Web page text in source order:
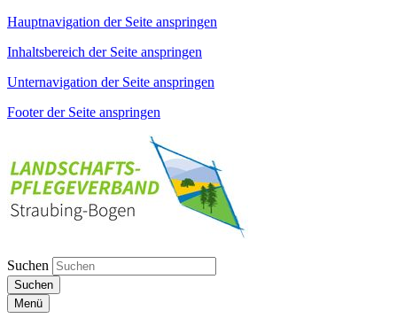
Hauptnavigation der Seite anspringen
Inhaltsbereich der Seite anspringen
Unternavigation der Seite anspringen
Footer der Seite anspringen
Suchen
Suchen
Menü